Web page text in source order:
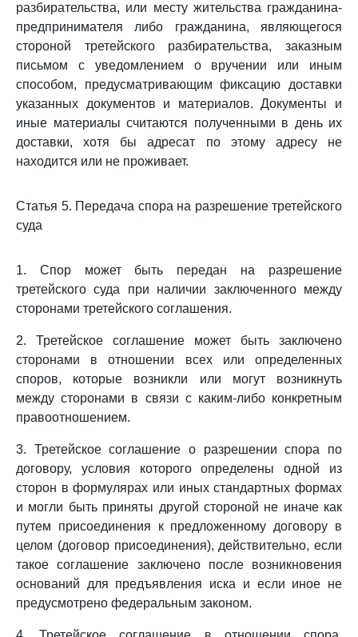
разбирательства, или месту жительства гражданина-
предпринимателя либо гражданина, являющегося
стороной третейского разбирательства, заказным
письмом с уведомлением о вручении или иным
способом, предусматривающим фиксацию доставки
указанных документов и материалов. Документы и
иные материалы считаются полученными в день их
доставки, хотя бы адресат по этому адресу не
находится или не проживает.
Статья 5. Передача спора на разрешение третейского
суда
1. Спор может быть передан на разрешение
третейского суда при наличии заключенного между
сторонами третейского соглашения.
2. Третейское соглашение может быть заключено
сторонами в отношении всех или определенных
споров, которые возникли или могут возникнуть
между сторонами в связи с каким-либо конкретным
правоотношением.
3. Третейское соглашение о разрешении спора по
договору, условия которого определены одной из
сторон в формулярах или иных стандартных формах
и могли быть приняты другой стороной не иначе как
путем присоединения к предложенному договору в
целом (договор присоединения), действительно, если
такое соглашение заключено после возникновения
оснований для предъявления иска и если иное не
предусмотрено федеральным законом.